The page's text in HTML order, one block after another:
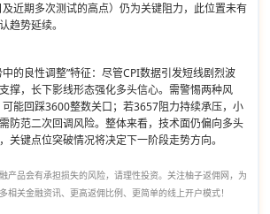
近期多次测试的高点）仍为关键阻力，此位置未有
趋势延续。
的良性调整”特征：尽管CPI数据引发短线剧烈波
撑，长下影线形态强化多头信心。需警惕两种风
能回踩3600整数关口；若3657阻力持续承压，小
防范二次回调风险。整体来看，技术面仍偏向多头
关键点位突破情况将决定下一阶段走势方向。
产品会有承担损失的风险，请理性投资。关注柚子返佣网，为
相关金融资讯、更高返佣比例、更简单的线上开户模式！